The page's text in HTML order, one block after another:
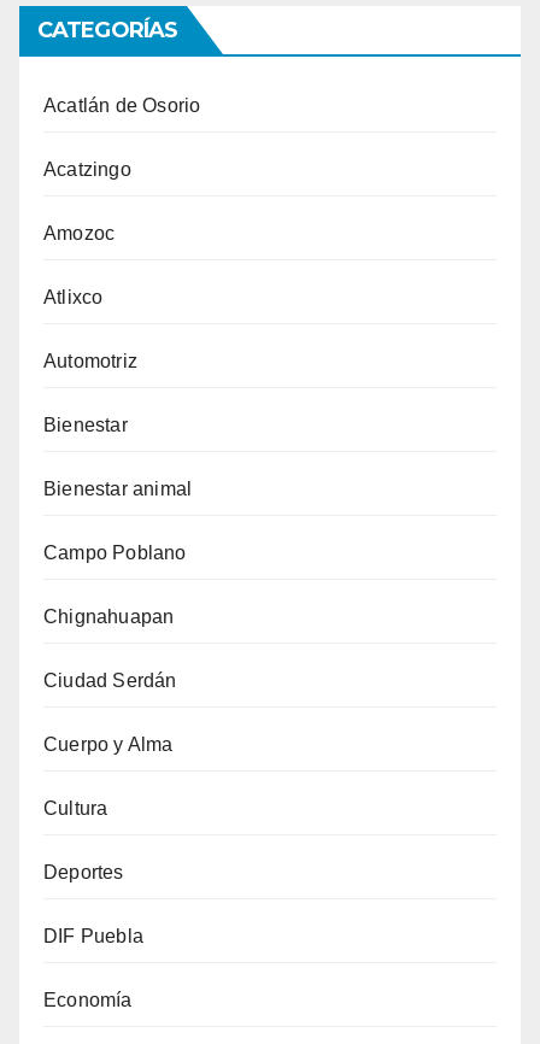
CATEGORÍAS
Acatlán de Osorio
Acatzingo
Amozoc
Atlixco
Automotriz
Bienestar
Bienestar animal
Campo Poblano
Chignahuapan
Ciudad Serdán
Cuerpo y Alma
Cultura
Deportes
DIF Puebla
Economía